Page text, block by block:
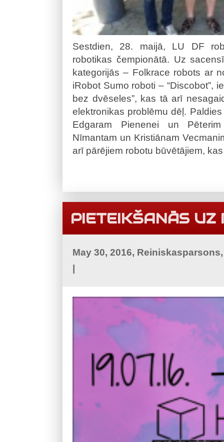
Sestdien, 28. maijā, LU DF
robotikas čempionātā. Uz
kategorijās – Folkrace robots ar
iRobot Sumo roboti – “Discobot”,
bez dvēseles”, kas tā arī
elektronikas problēmu dēļ. Paldies
Edgaram Pienenei un Pēterim
Nīmantam un Kristiānam
arī pārējiem robotu būvētājiem,
PIETEIKŠANĀS UZ
May 30, 2016,
|